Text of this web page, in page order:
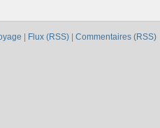
Flux (RSS) Commentaires (RSS)